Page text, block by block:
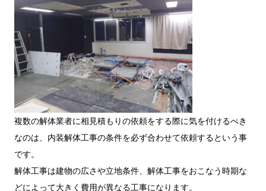
複数の解体業者に相見積もりの依頼をする際に気を付けるべき
なのは、内装解体工事の条件を必ず合わせて依頼するという事
です。
解体工事は建物の広さや立地条件、解体工事をおこなう時期な
どによって大きく費用が異なる工事になります。